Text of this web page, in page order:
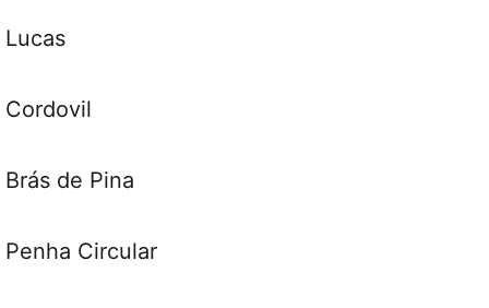
Lucas
Cordovil
Brás de Pina
Penha Circular